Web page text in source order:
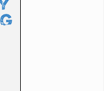
– Teleoptik ponovo
Crne haljine do 3.000
potpuno uništeni,